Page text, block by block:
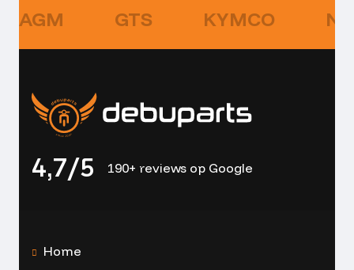
AGM GTS KYMCO
4,7/5 190+ reviews op Google
Home